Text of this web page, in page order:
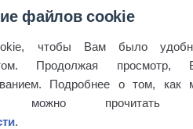
файлов cookie
чтобы Вам было
Продолжая просмотр,
Подробнее о том, как
можно прочитать
.